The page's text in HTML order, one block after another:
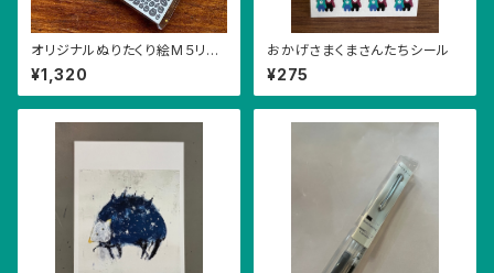
オリジナルぬりたくり絵M５リフ
ィル
¥1,320
おかげさまくまさんたちシール
¥275